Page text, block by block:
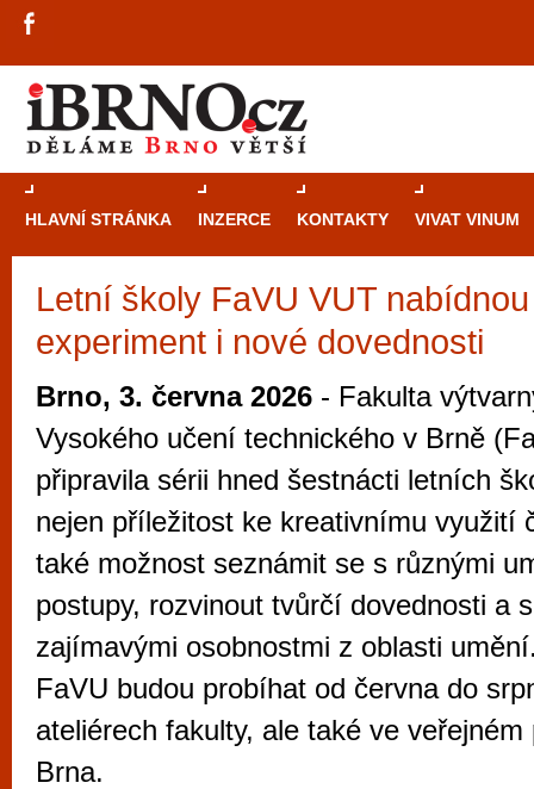
HLAVNÍ STRÁNKA INZERCE KONTAKTY VIVAT VINUM
Letní školy FaVU VUT
experiment i nové dovednosti
Brno, 3. června 2026 - Fakulta
Vysokého učení technického v Brně
připravila sérii hned šestnácti letních
nejen příležitost ke kreativnímu využití
také možnost seznámit se s různými
postupy, rozvinout tvůrčí dovednosti a
zajímavými osobnostmi z oblasti
FaVU budou probíhat od června do
ateliérech fakulty, ale také ve
Brna.
Průvodce
Brně: Od
Brno je
zajímavé
restaurace,
Mimo jiné je ale také místem, kde si
vyzkoušet různé kasinové hry. V
metropoli naleznete širokou nabídku her
po moderní automaty jak pro pravidelné
příležitostné hráče. V...